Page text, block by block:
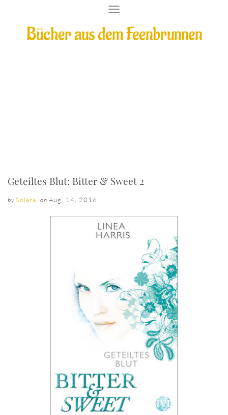
Bücher aus dem Feenbrunnen
T
G
Geteiltes Blut: Bitter & Sweet 2
by Solara on Aug. 14, 2016